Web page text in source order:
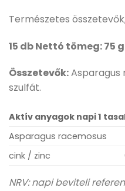
Természetes
15 db Nettó tömeg: 75 g
Összetevők:Asparagus
szulfát.
Aktív anyagok napi 1
Asparagus racemosus
cink / zinc
NRV: napi beviteli